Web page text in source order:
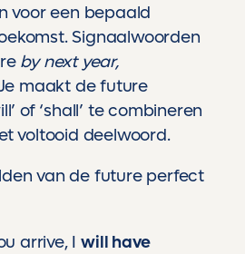
voor een bepaald
Signaalwoorden
by next year,
maakt de future
of ‘shall’ te combineren
voltooid deelwoord.
van de future perfect
arrive, Iwill have